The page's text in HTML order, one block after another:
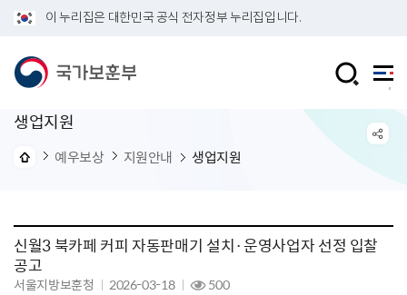
이 누리집은 대한민국 공식 전자정부 누리집입니다.
생업지원
예우보상 지원안내 생업지원
신월3 북카페 커피 자동판매기 설치·운영사업자 선정 입찰
공고
서울지방보훈청 2026-03-18 500